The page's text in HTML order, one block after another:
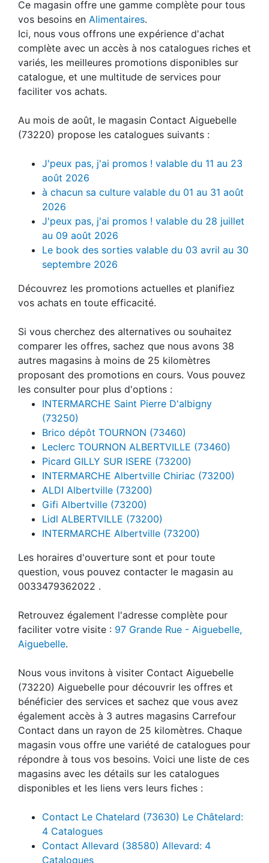
Ce magasin offre une gamme complète pour tous
vos besoins en Alimentaires.
Ici, nous vous offrons une expérience d'achat
complète avec un accès à nos catalogues riches et
variés, les meilleures promotions disponibles sur
catalogue, et une multitude de services pour
faciliter vos achats.
Au mois de août, le magasin Contact Aiguebelle
(73220) propose les catalogues suivants :
J'peux pas, j'ai promos ! valable du 11 au 23
août 2026
à chacun sa culture valable du 01 au 31 août
2026
J'peux pas, j'ai promos ! valable du 28 juillet
au 09 août 2026
Le book des sorties valable du 03 avril au 30
septembre 2026
Découvrez les promotions actuelles et planifiez
vos achats en toute efficacité.
Si vous cherchez des alternatives ou souhaitez
comparer les offres, sachez que nous avons 38
autres magasins à moins de 25 kilomètres
proposant des promotions en cours. Vous pouvez
les consulter pour plus d'options :
INTERMARCHE Saint Pierre D'albigny
(73250)
Brico dépôt TOURNON (73460)
Leclerc TOURNON ALBERTVILLE (73460)
Picard GILLY SUR ISERE (73200)
INTERMARCHE Albertville Chiriac (73200)
ALDI Albertville (73200)
Gifi Albertville (73200)
Lidl ALBERTVILLE (73200)
INTERMARCHE Albertville (73200)
Les horaires d'ouverture sont et pour toute
question, vous pouvez contacter le magasin au
0033479362022 .
Retrouvez également l'adresse complète pour
faciliter votre visite : 97 Grande Rue - Aiguebelle,
Aiguebelle.
Nous vous invitons à visiter Contact Aiguebelle
(73220) Aiguebelle pour découvrir les offres et
bénéficier des services et sachez que vous avez
également accès à 3 autres magasins Carrefour
Contact dans un rayon de 25 kilomètres. Chaque
magasin vous offre une variété de catalogues pour
répondre à tous vos besoins. Voici une liste de ces
magasins avec les détails sur les catalogues
disponibles et les liens vers leurs fiches :
Contact Le Chatelard (73630) Le Châtelard:
4 Catalogues
Contact Allevard (38580) Allevard: 4
Catalogues